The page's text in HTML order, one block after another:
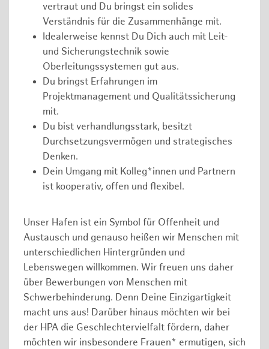
vertraut und Du bringst ein solides
Verständnis für die Zusammenhänge mit.
Idealerweise kennst Du Dich auch mit Leit-
und Sicherungstechnik sowie
Oberleitungssystemen gut aus.
Du bringst Erfahrungen im
Projektmanagement und Qualitätssicherung
mit.
Du bist verhandlungsstark, besitzt
Durchsetzungsvermögen und strategisches
Denken.
Dein Umgang mit Kolleg*innen und Partnern
ist kooperativ, offen und flexibel.
Unser Hafen ist ein Symbol für Offenheit und
Austausch und genauso heißen wir Menschen mit
unterschiedlichen Hintergründen und
Lebenswegen willkommen. Wir freuen uns daher
über Bewerbungen von Menschen mit
Schwerbehinderung. Denn Deine Einzigartigkeit
macht uns aus! Darüber hinaus möchten wir bei
der HPA die Geschlechtervielfalt fördern, daher
möchten wir insbesondere Frauen* ermutigen, sich